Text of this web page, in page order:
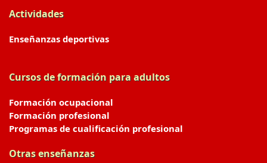
Actividades
Enseñanzas deportivas
Cursos de formación para adultos
Formación ocupacional
Formación profesional
Programas de cualificación profesional
Otras enseñanzas